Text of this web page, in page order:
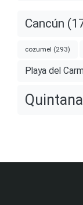
Cancún
cozumel (293)
Playa del